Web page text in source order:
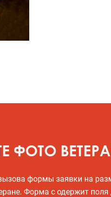
ФОТО
формы заявки на
Форма с одержит поля